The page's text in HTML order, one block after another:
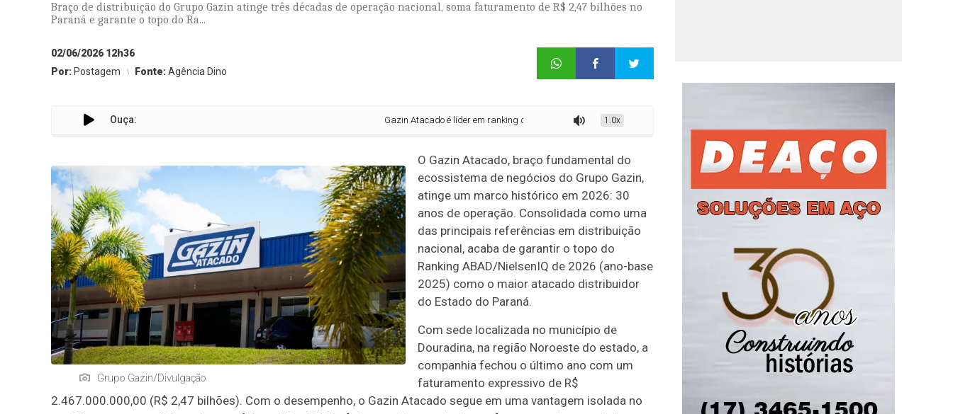
Braço de distribuição do Grupo Gazin atinge três décadas de operação nacional, soma faturamento de R$ 2,47 bilhões no
Paraná e garante o topo do Ra...
02/06/2026 12h36
Por: Postagem Fonte:Agência Dino
Ouça: Gazin Atacado é líder em ranking de distribuidores no PR 1.0x
Grupo Gazin/Divulgação
O Gazin Atacado, braço fundamental do
ecossistema de negócios do Grupo Gazin,
atinge um marco histórico em 2026: 30
anos de operação. Consolidada como uma
das principais referências em distribuição
nacional, acaba de garantir o topo do
Ranking ABAD/NielsenIQ de 2026 (ano-base
2025) como o maior atacado distribuidor
do Estado do Paraná.
Com sede localizada no município de
Douradina, na região Noroeste do estado, a
companhia fechou o último ano com um
faturamento expressivo de R$
2.467.000.000,00 (R$ 2,47 bilhões). Com o desempenho, o Gazin Atacado segue em uma vantagem isolada no